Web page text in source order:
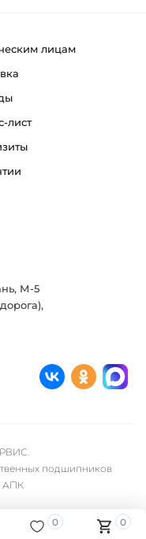
лицам
лист
М-5
подшипников
АПК
0 0